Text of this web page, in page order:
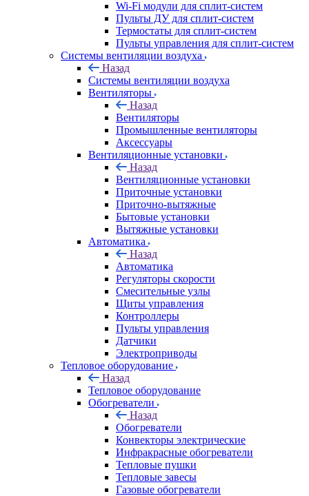
Wi-Fi модули для сплит-систем
Пульты ДУ для сплит-систем
Термостаты для сплит-систем
Пульты управления для сплит-систем
Системы вентиляции воздуха
Назад
Системы вентиляции воздуха
Вентиляторы
Назад
Вентиляторы
Промышленные вентиляторы
Аксессуары
Вентиляционные установки
Назад
Вентиляционные установки
Приточные установки
Приточно-вытяжные
Бытовые установки
Вытяжные установки
Автоматика
Назад
Автоматика
Регуляторы скорости
Смесительные узлы
Щиты управления
Контроллеры
Пульты управления
Датчики
Электроприводы
Тепловое оборудование
Назад
Тепловое оборудование
Обогреватели
Назад
Обогреватели
Конвекторы электрические
Инфракрасные обогреватели
Тепловые пушки
Тепловые завесы
Газовые обогреватели